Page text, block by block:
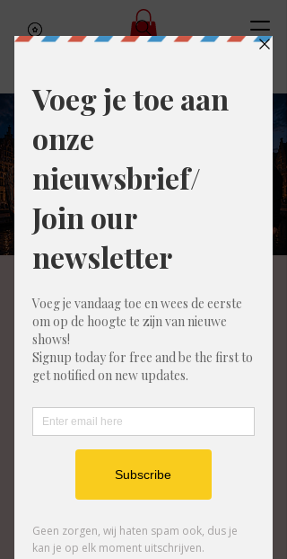
Gent uitgelegd aan
Nederlandse toeristen
Het is zomervakantie, en dat betekent dat het
die Gent rijk is: Nederlandse toeristen.
Voor de Nederlandse toerist kan deze
vreemde wereld heel overweldigend zijn, en
vragen opleveren als: Waar haal ik tijdens de
Tickets zijn niet te koop